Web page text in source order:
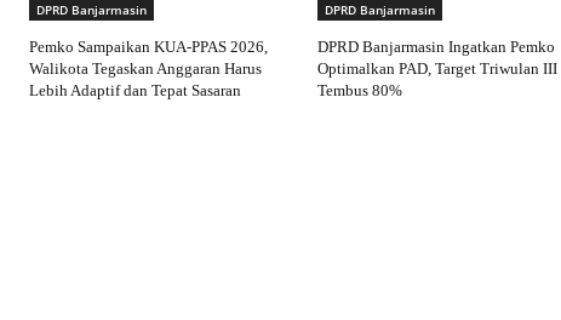
DPRD Banjarmasin
Pemko Sampaikan KUA-PPAS 2026,
Walikota Tegaskan Anggaran Harus
Lebih Adaptif dan Tepat Sasaran
DPRD Banjarmasin
DPRD Banjarmasin Ingatkan Pemko
Optimalkan PAD, Target Triwulan III
Tembus 80%